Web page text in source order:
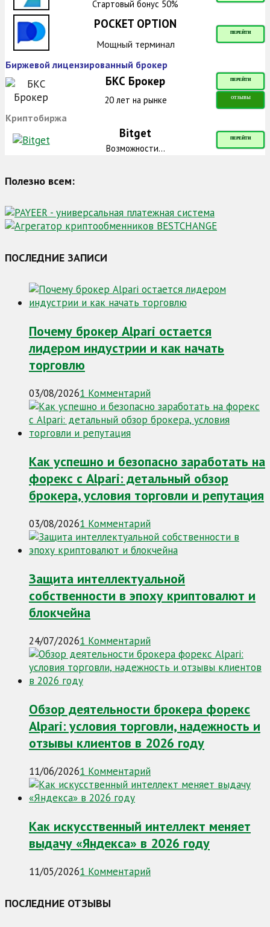
Стартовый бонус 50%
POCKET OPTION
ПЕРЕЙТИ
Мощный терминал
Биржевой лицензированный брокер
БКС Брокер ПЕРЕЙТИ
20 лет на рынке ОТЗЫВЫ
Криптобиржа
Bitget ПЕРЕЙТИ
Возможности...
Полезно всем:
ПОСЛЕДНИЕ ЗАПИСИ
Почему брокер Alpari остается
лидером индустрии и как начать
торговлю
03/08/20261 Комментарий
Как успешно и безопасно заработать на
форекс с Alpari: детальный обзор
брокера, условия торговли и репутация
03/08/20261 Комментарий
Защита интеллектуальной
собственности в эпоху криптовалют и
блокчейна
24/07/20261 Комментарий
Обзор деятельности брокера форекс
Alpari: условия торговли, надежность и
отзывы клиентов в 2026 году
11/06/20261 Комментарий
Как искусственный интеллект меняет
выдачу «Яндекса» в 2026 году
11/05/20261 Комментарий
ПОСЛЕДНИЕ ОТЗЫВЫ